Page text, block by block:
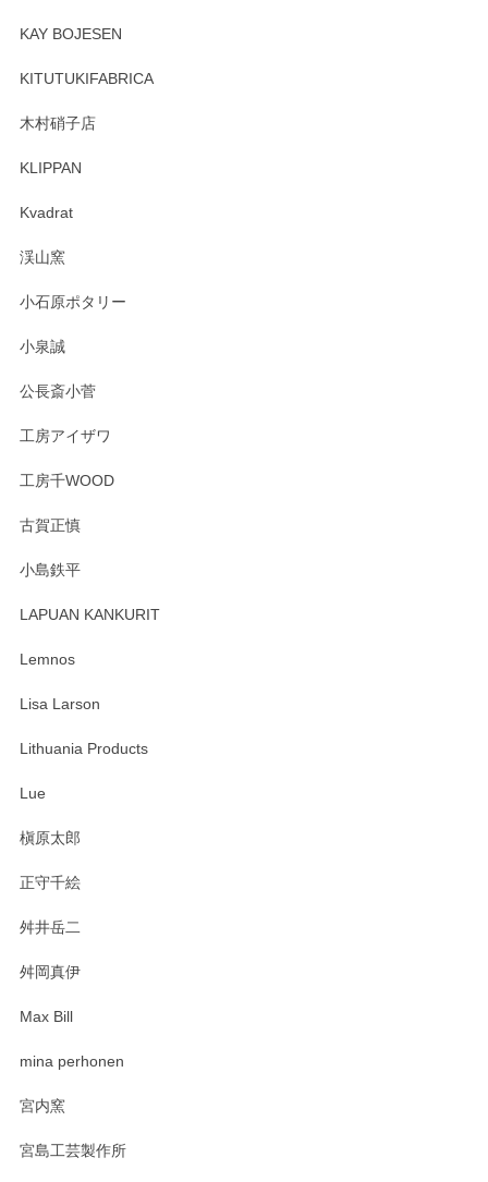
KAY BOJESEN
KITUTUKIFABRICA
木村硝子店
KLIPPAN
Kvadrat
渓山窯
小石原ポタリー
小泉誠
公長斎小菅
工房アイザワ
工房千WOOD
古賀正慎
小島鉄平
LAPUAN KANKURIT
Lemnos
Lisa Larson
Lithuania Products
Lue
槇原太郎
正守千絵
舛井岳二
舛岡真伊
Max Bill
mina perhonen
宮内窯
宮島工芸製作所